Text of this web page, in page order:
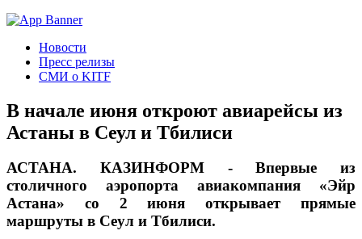
Новости
Пресс релизы
СМИ о KITF
В начале июня откроют авиарейсы из
Астаны в Сеул и Тбилиси
АСТАНА. КАЗИНФОРМ - Впервые из
столичного аэропорта авиакомпания «Эйр
Астана» со 2 июня открывает прямые
маршруты в Сеул и Тбилиси.